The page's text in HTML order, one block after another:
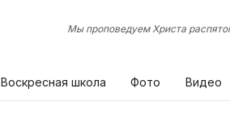
Мы проповедуем Христа
Воскресная школа Фото Видео